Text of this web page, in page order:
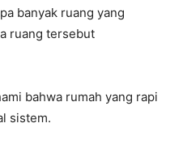
banyak ruang yang
ruang tersebut
bahwa rumah yang rapi
sistem.